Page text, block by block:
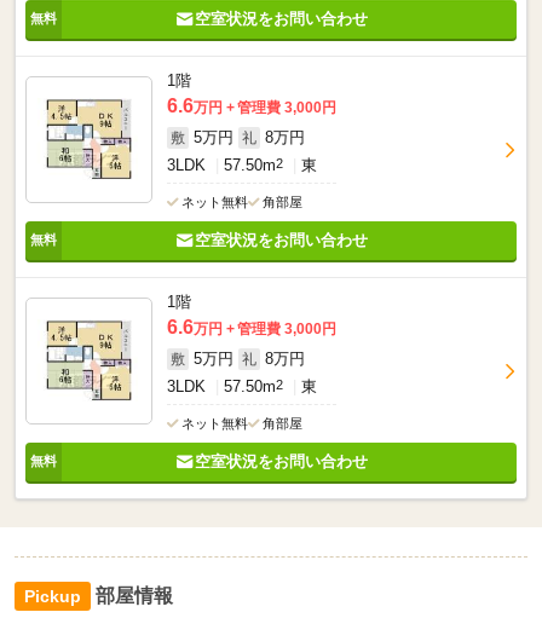
空室状況をお問い合わせ
1階
6.6万円
管理費 3,000円
敷 5万円 礼 8万円
3LDK
57.50m2 東
ネット無料 角部屋
空室状況をお問い合わせ
1階
6.6万円
管理費 3,000円
敷 5万円 礼 8万円
3LDK
57.50m2 東
ネット無料 角部屋
空室状況をお問い合わせ
部屋情報